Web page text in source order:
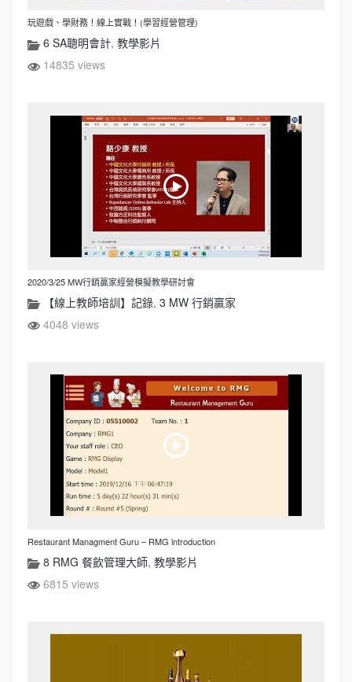
玩遊戲、學財務！線上實戰！(學習經營管理)
6 SA聰明會計, 教學影片
14835 views
2020/3/25 MW行銷贏家經營模擬教學研討會
【線上教師培訓】記錄, 3 MW 行銷贏家
4048 views
Restaurant Managment Guru – RMG introduction
8 RMG 餐飲管理大師, 教學影片
6815 views